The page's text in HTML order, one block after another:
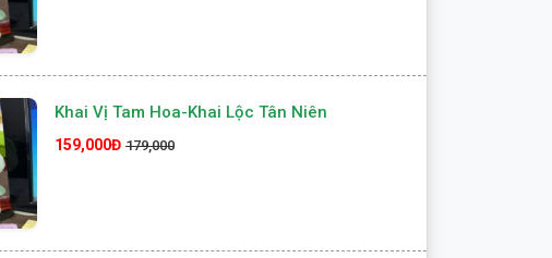
Khai Vị Tam Hoa-Khai Lộc Tân Niên
159,000Đ 179,000